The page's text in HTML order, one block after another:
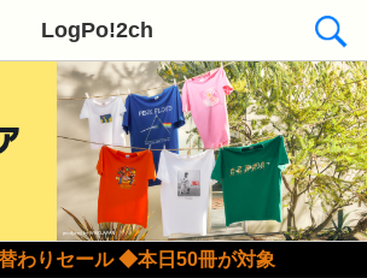
LogPo!2ch
わりセール ◆本日50冊が対象